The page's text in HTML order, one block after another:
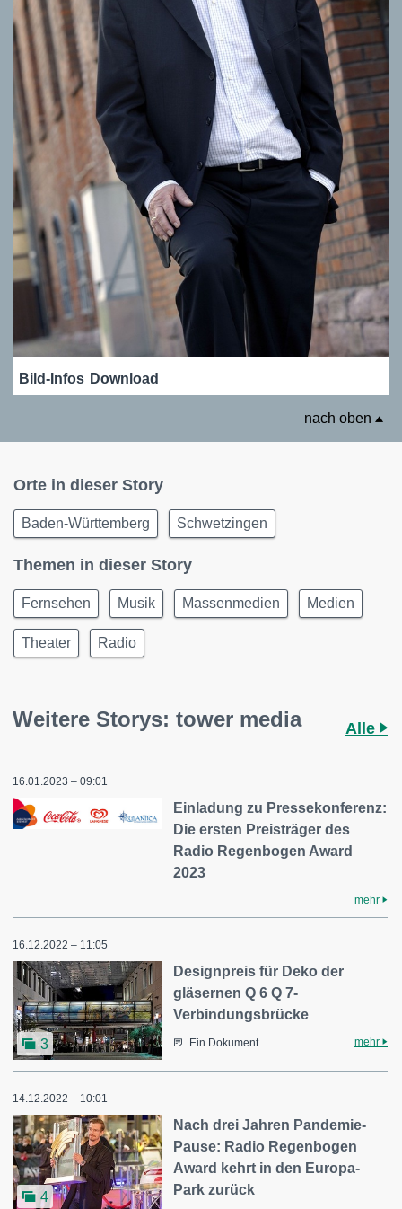
Bild-Infos Download
nach oben
Orte in dieser Story
Baden-Württemberg Schwetzingen
Themen in dieser Story
Fernsehen Musik Massenmedien Medien
Theater Radio
Weitere Storys: tower media Alle
16.01.2023 – 09:01
Einladung zu Pressekonferenz:
Die ersten Preisträger des
Radio Regenbogen Award
2023
mehr
16.12.2022 – 11:05
3
Designpreis für Deko der
gläsernen Q 6 Q 7-
Verbindungsbrücke
Ein Dokument mehr
14.12.2022 – 10:01
4
Nach drei Jahren Pandemie-
Pause: Radio Regenbogen
Award kehrt in den Europa-
Park zurück